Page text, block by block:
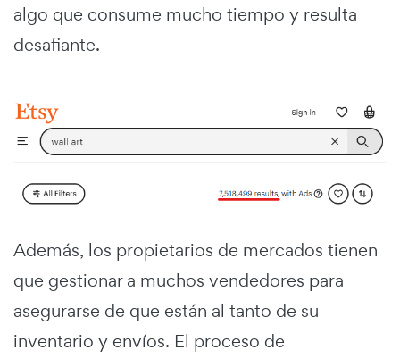
algo que consume mucho tiempo y resulta
desafiante.
Además, los propietarios de mercados tienen
que gestionar a muchos vendedores para
asegurarse de que están al tanto de su
inventario y envíos. El proceso de